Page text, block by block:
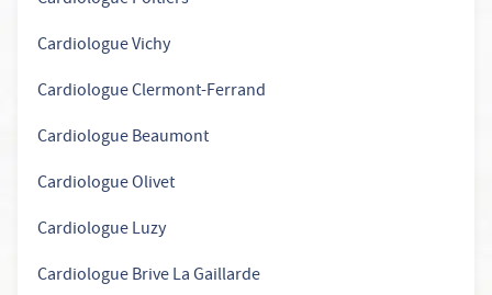
Cardiologue Vichy
Cardiologue Clermont-Ferrand
Cardiologue Beaumont
Cardiologue Olivet
Cardiologue Luzy
Cardiologue Brive La Gaillarde